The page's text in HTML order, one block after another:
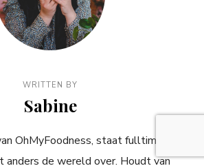
WRITTEN BY
Sabine
OhMyFoodness, staat fulltime in de
anders de wereld over. Houdt van